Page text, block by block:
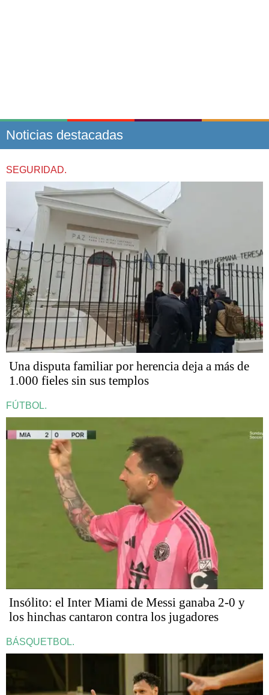
Noticias destacadas
SEGURIDAD.
Una disputa familiar por herencia deja a más de
1.000 fieles sin sus templos
FÚTBOL.
Insólito: el Inter Miami de Messi ganaba 2-0 y
los hinchas cantaron contra los jugadores
BÁSQUETBOL.